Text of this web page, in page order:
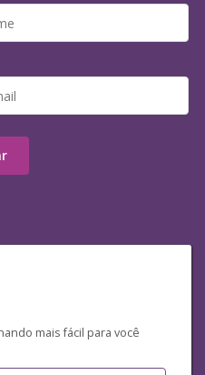
mais fácil para você